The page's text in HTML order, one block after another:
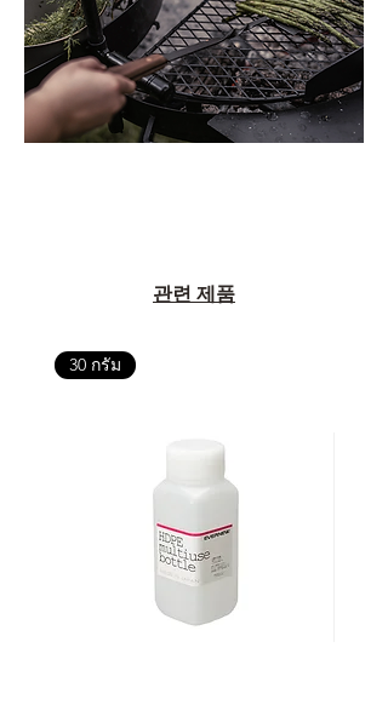
관련 제품
30 กรัม